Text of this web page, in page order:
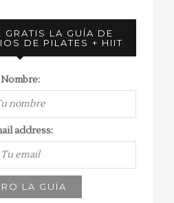
GRATIS LA GUÍA DE
DE PILATES + HIIT
Nombre:
address: